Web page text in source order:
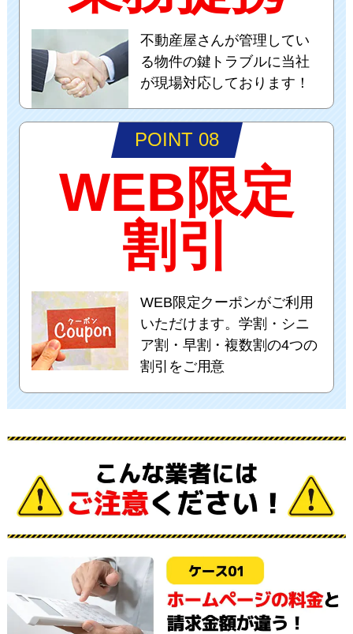
不動産屋さんが管理してい
る物件の鍵トラブルに当社
が現場対応しております！
POINT 08
WEB限定
割引
WEB限定クーポンがご利用
いただけます。学割・シニ
ア割・早割・複数割の4つの
割引をご用意